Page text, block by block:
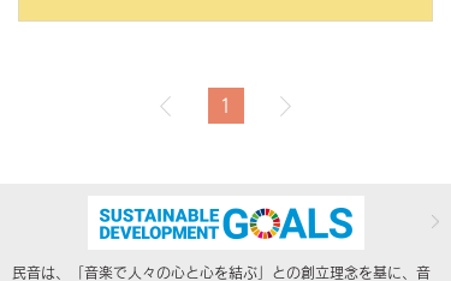
1
民音は、「音楽で人々の心と心を結ぶ」との創立理念を基に、音